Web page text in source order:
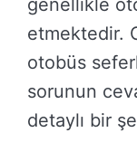
genellikle
etmektedir.
otobüs
sorunun
detaylı bir